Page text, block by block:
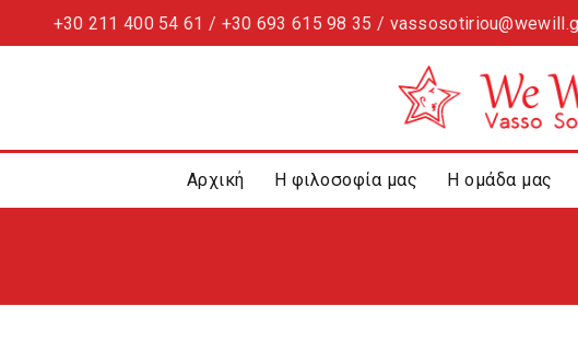
+30 211 400 54 61 / +30 693 615 98 35 /
Αρχική Η φιλοσοφία μας Η ομάδα μας